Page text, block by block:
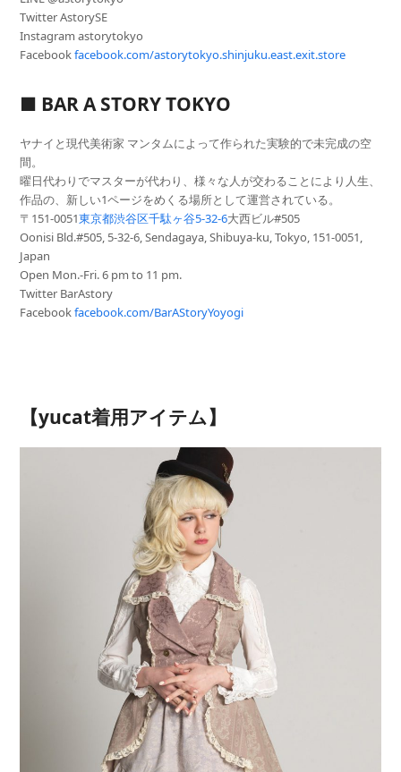
Twitter AstorySE
Instagram astorytokyo
Facebookfacebook.com/astorytokyo.shinjuku.east.exit.store
■ BAR A STORY TOKYO
ヤナイと現代美術家 マンタムによって作られた実験的で未完成の空
間。
曜日代わりでマスターが代わり、様々な人が交わることにより人生、
作品の、新しい1ページをめくる場所として運営されている。
〒151-0051東京都渋谷区千駄ヶ谷5-32-6大西ビル#505
Oonisi Bld.#505, 5-32-6, Sendagaya, Shibuya-ku, Tokyo, 151-0051,
Japan
Open Mon.-Fri. 6 pm to 11 pm.
Twitter BarAstory
Facebookfacebook.com/BarAStoryYoyogi
【yucat着用アイテム】